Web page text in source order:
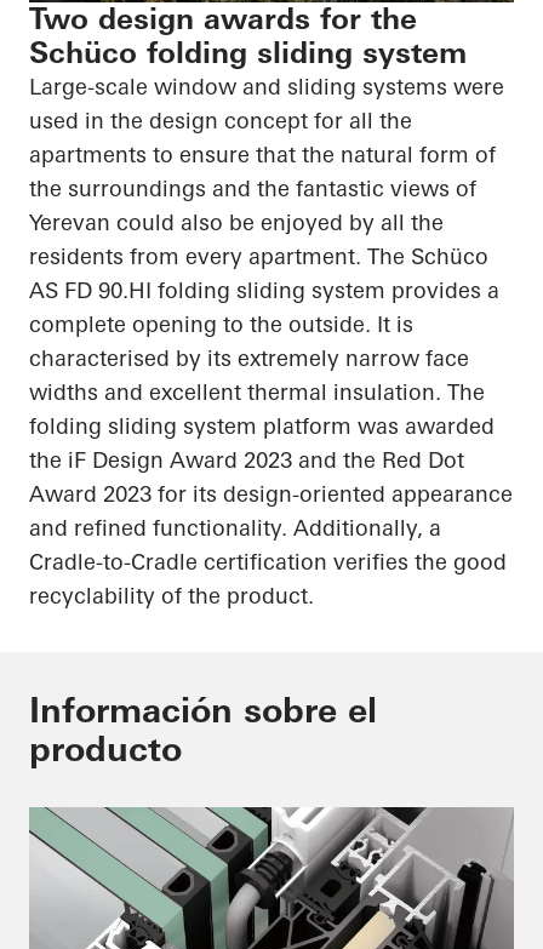
Two design awards for the
Schüco folding sliding system
Large-scale window and sliding systems were
used in the design concept for all the
apartments to ensure that the natural form of
the surroundings and the fantastic views of
Yerevan could also be enjoyed by all the
residents from every apartment. The Schüco
AS FD 90.HI folding sliding system provides a
complete opening to the outside. It is
characterised by its extremely narrow face
widths and excellent thermal insulation. The
folding sliding system platform was awarded
the iF Design Award 2023 and the Red Dot
Award 2023 for its design-oriented appearance
and refined functionality. Additionally, a
Cradle-to-Cradle certification verifies the good
recyclability of the product.
Información sobre el
producto